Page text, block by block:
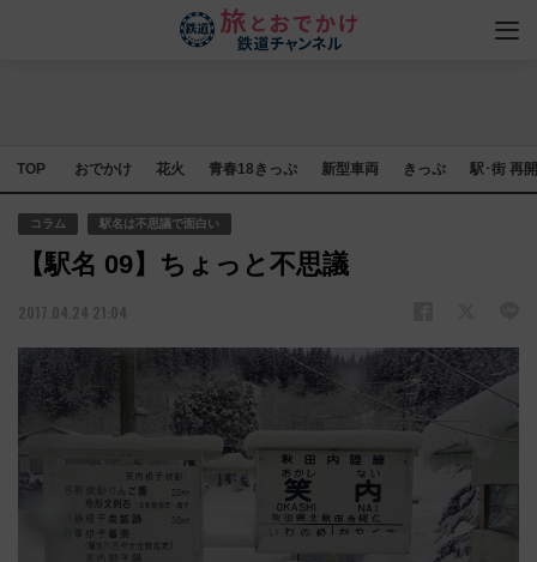
TOP おでかけ 花火 青春18きっぷ 新型車両 きっぷ 駅･街 再
コラム 駅名は不思議で面白い
【駅名 09】ちょっと不思議
2017.04.24 21:04